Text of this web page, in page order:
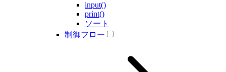
input()
print()
ソート
制御フロー